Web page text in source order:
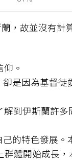
，故並沒有計
。
是因為基督
到伊斯蘭許
的特色發展
體開始成長